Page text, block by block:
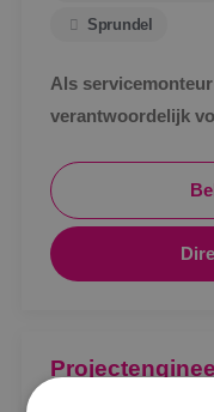
Sprundel
Als
verantwoordelijk